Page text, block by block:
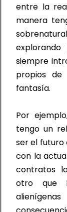
entre la
manera
explorando
siempre
propios
fantasía.
Por
tengo un
ser el
con la
contratos
otro que